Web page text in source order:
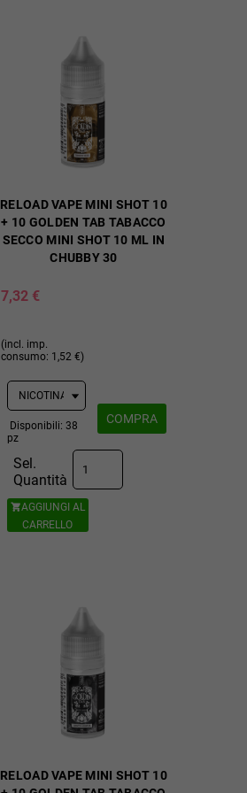
RELOAD VAPE MINI SHOT 10
+ 10 GOLDEN TAB TABACCO
SECCO MINI SHOT 10 ML IN
CHUBBY 30
7,32 €
(incl. imp.
consumo: 1,52 €)
Disponibili: 38
pz
Sel.
Quantità
AGGIUNGI AL
CARRELLO
COMPRA
RELOAD VAPE MINI SHOT 10